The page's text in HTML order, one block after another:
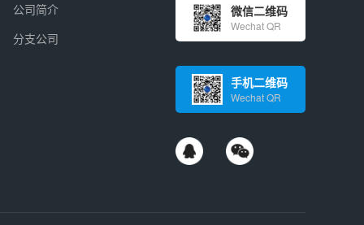
公司简介
分支公司
微信二维码
Wechat QR
手机二维码
Wechat QR